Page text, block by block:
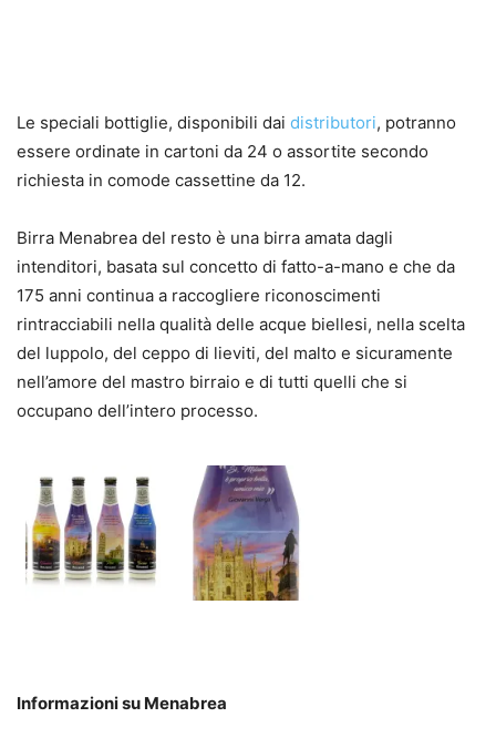
Le speciali bottiglie, disponibili dai distributori, potranno
essere ordinate in cartoni da 24 o assortite secondo
richiesta in comode cassettine da 12.
Birra Menabrea del resto è una birra amata dagli
intenditori, basata sul concetto di fatto-a-mano e che da
175 anni continua a raccogliere riconoscimenti
rintracciabili nella qualità delle acque biellesi, nella scelta
del luppolo, del ceppo di lieviti, del malto e sicuramente
nell’amore del mastro birraio e di tutti quelli che si
occupano dell’intero processo.
Informazioni su Menabrea